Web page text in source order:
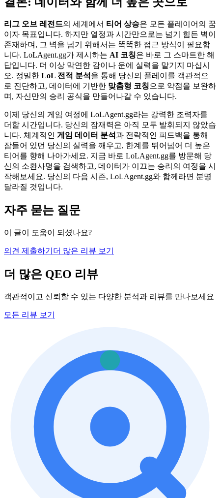
리그 오브 레전드의 세계에서 티어 상승은 모든 플레이어의 꿈
이자 목표입니다. 하지만 열정과 시간만으로는 넘기 힘든 벽이
존재하며, 그 벽을 넘기 위해서는 똑똑한 접근 방식이 필요합
니다. LoLAgent.gg가 제시하는 AI 코칭은 바로 그 스마트한 해
답입니다. 더 이상 막연한 감이나 운에 실력을 맡기지 마십시
오. 정밀한 LoL 전적 분석 을 통해 당신의 플레이를 객관적으
로 진단하고, 데이터에 기반한 맞춤형 코칭으로 약점을 보완하
며, 자신만의 승리 공식을 만들어나갈 수 있습니다.
이제 당신의 게임 여정에 LoLAgent.gg라는 강력한 조력자를
더할 시간입니다. 당신의 잠재력은 아직 모두 발휘되지 않았습
니다. 체계적인 게임 데이터 분석과 전략적인 피드백을 통해
잠들어 있던 당신의 실력을 깨우고, 한계를 뛰어넘어 더 높은
티어를 향해 나아가세요. 지금 바로 LoLAgent.gg를 방문해 당
신의 소환사명을 검색하고, 데이터가 이끄는 승리의 여정을 시
작해보세요. 당신의 다음 시즌, LoLAgent.gg와 함께라면 분명
달라질 것입니다.
자주 묻는 질문
이 글이 도움이 되셨나요?
의견 제출하기 더 많은 리뷰 보기
더 많은 QEO 리뷰
객관적이고 신뢰할 수 있는 다양한 분석과 리뷰를 만나보세요
모든 리뷰 보기